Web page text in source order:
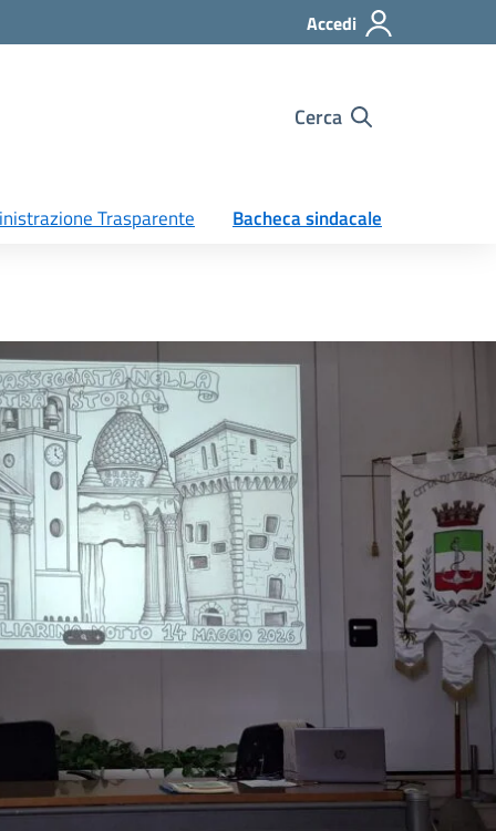
Accedi
Cerca
Trasparente Bacheca sindacale